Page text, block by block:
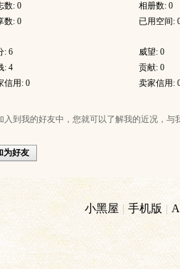
数: 0
相册数: 0
数: 0
已用空间:
: 6
威望: 0
: 4
贡献: 0
信用: 0
卖家信用:
入到我的好友中，您就可以了解我的近况，与
为好友
小黑屋 | 手机版 |